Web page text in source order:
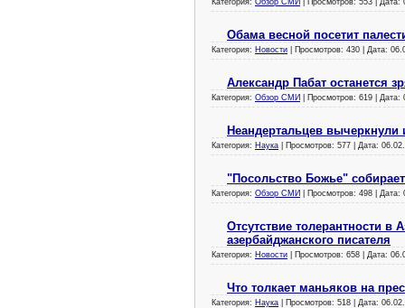
Обама весной посетит
Категория: Новости | Просмотров: 430 | Дата:
Александр Пабат останется
Категория: Обзор СМИ | Просмотров: 619 | Дата:
Неандертальцев вычеркнули
Категория: Наука | Просмотров: 577 | Дата:
"Посольство Божье"
Категория: Обзор СМИ | Просмотров: 498 | Дата:
Отсутствие толерантности в
азербайджанского писателя
Категория: Новости | Просмотров: 658 | Дата:
Что толкает маньяков на
Категория: Наука | Просмотров: 518 | Дата: